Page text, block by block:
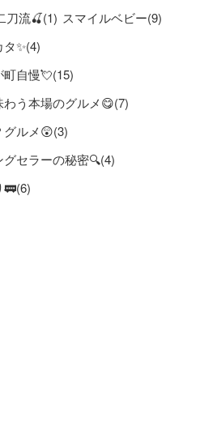
刀流🍒(1) スマイルベビー(9)
✨(4)
町自慢💘(15)
わう本場のグルメ😋(7)
グルメ😲(3)
グセラーの秘密🔍(4)
🚃(6)